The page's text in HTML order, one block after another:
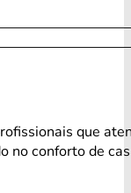
que
no conforto de